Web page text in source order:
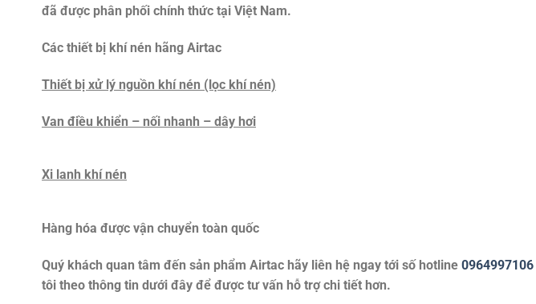
đã được phân phối chính thức tại Việt Nam.
Các thiết bị khí nén hãng Airtac
Thiết bị xử lý nguồn khí nén (lọc khí nén)
Van điều khiển – nối nhanh – dây hơi
Xi lanh khí nén
Hàng hóa được vận chuyển toàn quốc
Quý khách quan tâm đến sản phẩm Airtac hãy liên hệ ngay tới số hotline 0964997106
tôi theo thông tin dưới đây để được tư vấn hỗ trợ chi tiết hơn.